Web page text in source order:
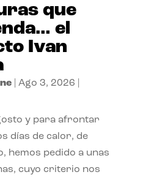
que
el
Ivan
| Ago 3, 2026
y para afrontar
días de calor, de
hemos pedido a unas
cuyo criterio nos